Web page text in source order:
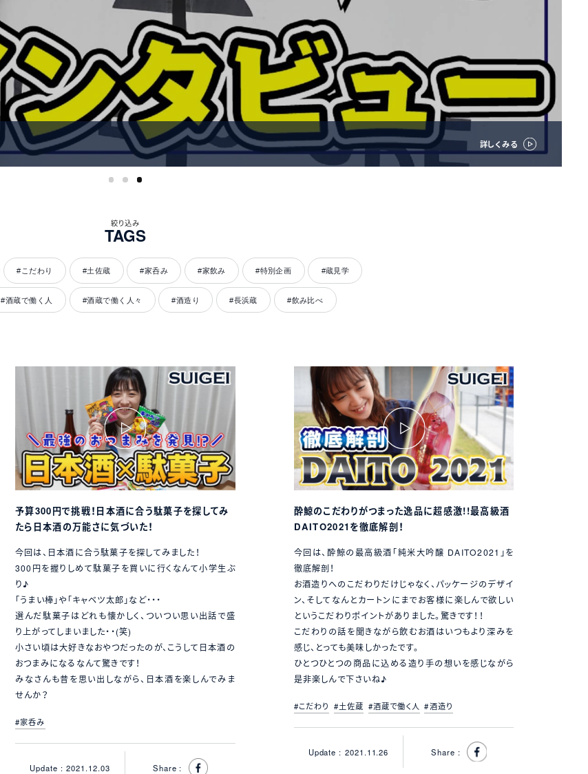
絞り込み
TAGS
#こだわり #土佐蔵 #家呑み #家飲み #特別企画 #蔵見学
#酒蔵で働く人 #酒蔵で働く人々 #酒造り #長浜蔵 #飲み比べ
予算300円で挑戦！日本酒に合う駄菓子を探してみ
たら日本酒の万能さに気づいた！
今回は、日本酒に合う駄菓子を探してみました！
300円を握りしめて駄菓子を買いに行くなんて小学生ぶ
り♪
「うまい棒」や「キャベツ太郎」など・・・
選んだ駄菓子はどれも懐かしく、ついつい思い出話で盛
り上がってしまいました・・(笑)
小さい頃は大好きなおやつだったのが、こうして日本酒の
おつまみになるなんて驚きです！
みなさんも昔を思い出しながら、日本酒を楽しんでみま
せんか？
#家呑み
Update : 2021.12.03 Share :
酔鯨のこだわりがつまった逸品に超感激!!最高級酒
DAITO2021を徹底解剖！
今回は、酔鯨の最高級酒「純米大吟醸 DAITO2021」を
徹底解剖！
お酒造りへのこだわりだけじゃなく、パッケージのデザイ
ン、そしてなんとカートンにまでお客様に楽しんで欲しい
というこだわりポイントがありました。驚きです！！
こだわりの話を聞きながら飲むお酒はいつもより深みを
感じ、とっても美味しかったです。
ひとつひとつの商品に込める造り手の想いを感じながら
是非楽しんで下さいね♪
#こだわり #土佐蔵 #酒蔵で働く人 #酒造り
Update : 2021.11.26 Share :